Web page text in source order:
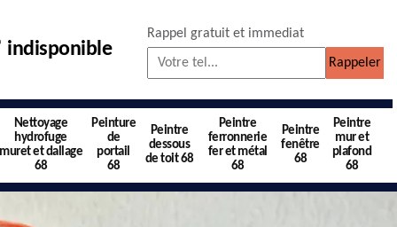
indisponible
Rappel gratuit et immediat
Nettoyage
hydrofuge
muret et dallage
68
Peinture
de
portail
68
Peintre
dessous
de toit 68
Peintre
ferronnerie
fer et métal
68
Peintre
fenêtre
68
Peintre
mur et
plafond
68